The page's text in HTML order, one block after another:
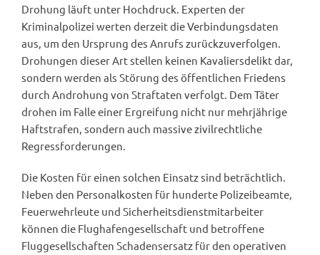
Drohung läuft unter Hochdruck. Experten der
Kriminalpolizei werten derzeit die Verbindungsdaten
aus, um den Ursprung des Anrufs zurückzuverfolgen.
Drohungen dieser Art stellen keinen Kavaliersdelikt dar,
sondern werden als Störung des öffentlichen Friedens
durch Androhung von Straftaten verfolgt. Dem Täter
drohen im Falle einer Ergreifung nicht nur mehrjährige
Haftstrafen, sondern auch massive zivilrechtliche
Regressforderungen.
Die Kosten für einen solchen Einsatz sind beträchtlich.
Neben den Personalkosten für hunderte Polizeibeamte,
Feuerwehrleute und Sicherheitsdienstmitarbeiter
können die Flughafengesellschaft und betroffene
Fluggesellschaften Schadensersatz für den operativen